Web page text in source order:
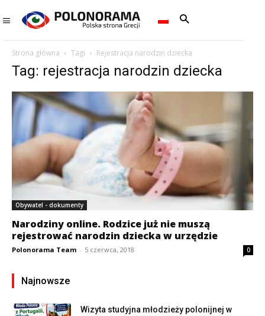
Strona główna Tagi Rejestracja narodzin dziecka
Tag: rejestracja narodzin dziecka
Obywatel - dokumenty
Narodziny online. Rodzice już nie muszą
rejestrować narodzin dziecka w urzędzie
Polonorama Team - 5 czerwca, 2018 0
Najnowsze
Wizyta studyjna młodzieży polonijnej w